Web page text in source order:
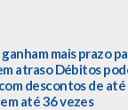
mais prazo
atraso Débitos
descontos de até
até 36 vezes